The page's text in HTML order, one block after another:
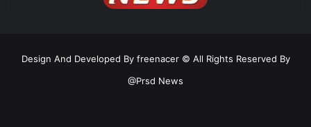
Design And Developed By freenacer © All Rights Reserved By
@Prsd News